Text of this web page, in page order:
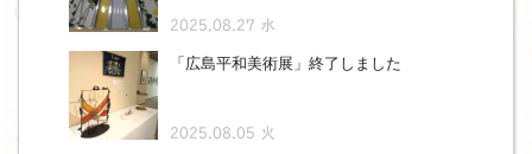
2025.08.27 水
「広島平和美術展」終了しました
2025.08.05 火